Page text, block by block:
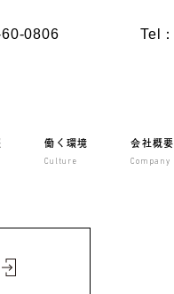
0806
Tel
働く環境
Culture
会社概要
Company